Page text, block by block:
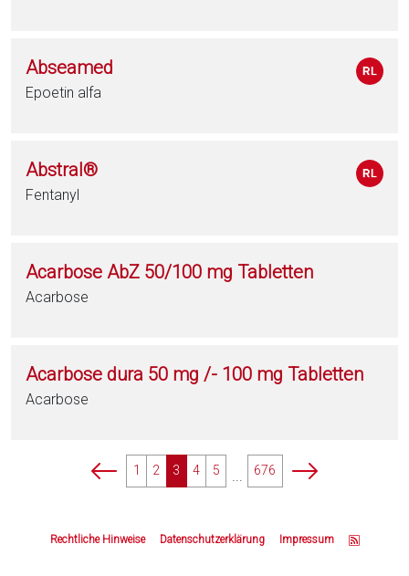
Abseamed
Epoetin alfa
Abstral®
Fentanyl
Acarbose AbZ 50/100 mg Tabletten
Acarbose
Acarbose dura 50 mg /- 100 mg Tabletten
Acarbose
p
n
1 2 3 4 5 ... 676
p
n
Rechtliche Hinweise Datenschutzerklärung Impressum